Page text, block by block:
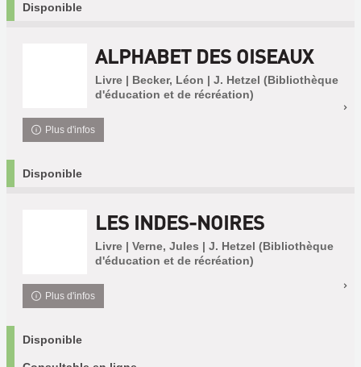
Disponible
ALPHABET DES OISEAUX
Livre | Becker, Léon | J. Hetzel (Bibliothèque
d'éducation et de récréation)
Plus d'infos
Disponible
LES INDES-NOIRES
Livre | Verne, Jules | J. Hetzel (Bibliothèque
d'éducation et de récréation)
Plus d'infos
Disponible